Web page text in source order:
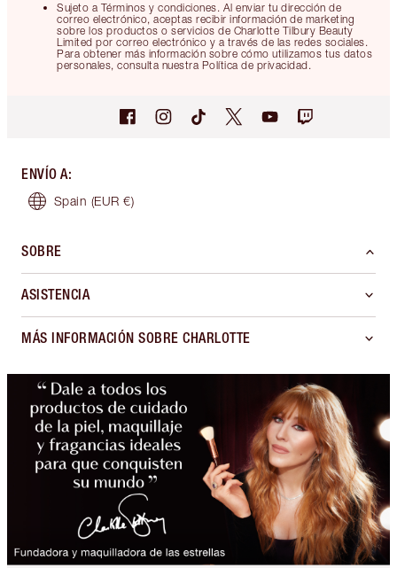
Sujeto a Términos y condiciones. Al enviar tu dirección de
correo electrónico, aceptas recibir información de marketing
sobre los productos o servicios de Charlotte Tilbury Beauty
Limited por correo electrónico y a través de las redes sociales.
Para obtener más información sobre cómo utilizamos tus datos
personales, consulta nuestra Política de privacidad.
ENVÍO A:
Spain (EUR €)
SOBRE
ASISTENCIA
MÁS INFORMACIÓN SOBRE CHARLOTTE